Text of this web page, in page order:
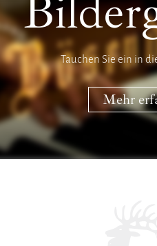
Tauchen Sie ein in
Mehr